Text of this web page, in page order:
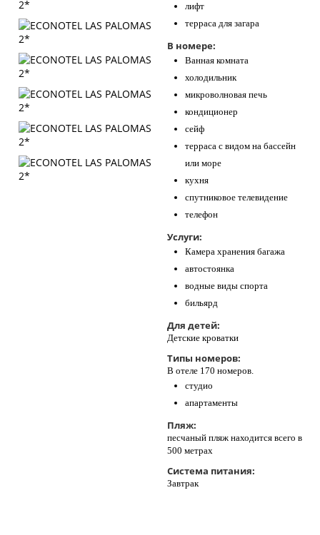
лифт
терраса для загара
В номере:
Ванная комната
холодильник
микроволновая печь
кондиционер
сейф
терраса с видом на бассейн
или море
кухня
спутниковое телевидение
телефон
Услуги:
Камера хранения багажа
автостоянка
водные виды спорта
бильярд
Для детей:
Детские кроватки
Типы номеров:
В отеле 170 номеров.
студио
апартаменты
Пляж:
песчаный пляж находится всего в
500 метрах
Система питания:
Завтрак